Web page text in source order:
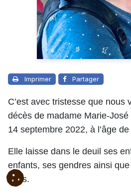
Imprimer Partager
C’est avec tristesse que nous
décès de madame Marie-
14 septembre 2022, à l’âge
Elle laisse dans le deuil ses
enfants, ses gendres ainsi
amis.